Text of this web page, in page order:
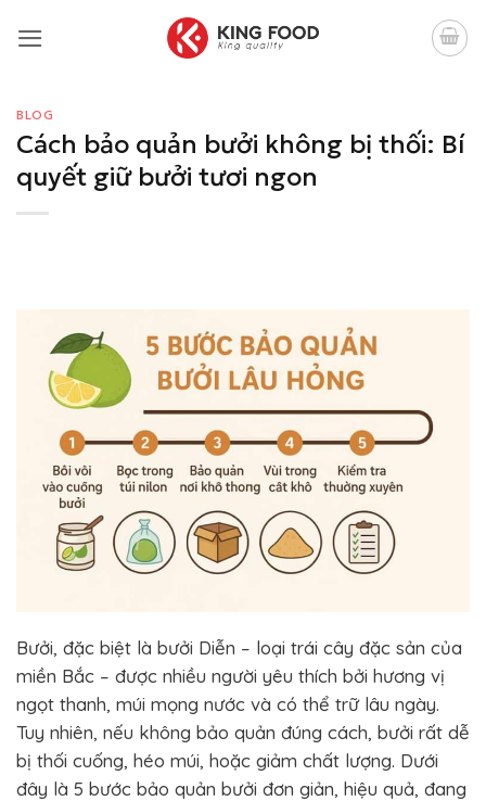
qua
BLOG
Cách bảo quản bưởi không bị thối: Bí
quyết giữ bưởi tươi ngon
Bưởi, đặc biệt là bưởi Diễn – loại trái cây đặc sản của
miền Bắc – được nhiều người yêu thích bởi hương vị
ngọt thanh, múi mọng nước và có thể trữ lâu ngày.
Tuy nhiên, nếu không bảo quản đúng cách, bưởi rất dễ
bị thối cuống, héo múi, hoặc giảm chất lượng. Dưới
đây là 5 bước bảo quản bưởi đơn giản, hiệu quả, đang